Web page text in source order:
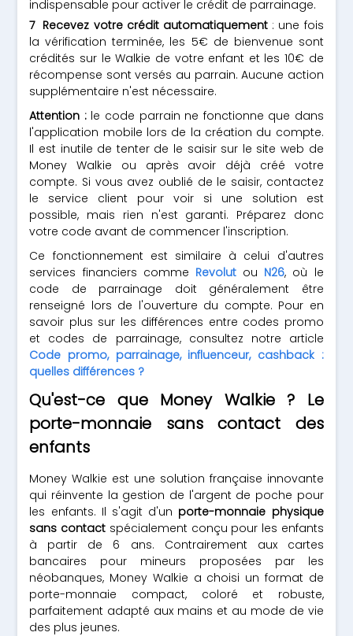
indispensable pour activer le crédit de parrainage.
Recevez votre crédit automatiquement : une fois
la vérification terminée, les 5€ de bienvenue sont
crédités sur le Walkie de votre enfant et les 10€ de
récompense sont versés au parrain. Aucune action
supplémentaire n'est nécessaire.
Attention :le code parrain ne fonctionne que dans
l'application mobile lors de la création du compte.
Il est inutile de tenter de le saisir sur le site web de
Money Walkie ou après avoir déjà créé votre
compte. Si vous avez oublié de le saisir, contactez
le service client pour voir si une solution est
possible, mais rien n'est garanti. Préparez donc
votre code avant de commencer l'inscription.
Ce fonctionnement est similaire à celui d'autres
services financiers comme Revolutou N26, où le
code de parrainage doit généralement être
renseigné lors de l'ouverture du compte. Pour en
savoir plus sur les différences entre codes promo
et codes de parrainage, consultez notre article
Code promo, parrainage, influenceur, cashback :
quelles différences ?
Qu'est-ce que Money Walkie ? Le
porte-monnaie sans contact des
enfants
Money Walkie est une solution française innovante
qui réinvente la gestion de l'argent de poche pour
les enfants. Il s'agit d'un porte-monnaie physique
sans contact spécialement conçu pour les enfants
à partir de 6 ans. Contrairement aux cartes
bancaires pour mineurs proposées par les
néobanques, Money Walkie a choisi un format de
porte-monnaie compact, coloré et robuste,
parfaitement adapté aux mains et au mode de vie
des plus jeunes.